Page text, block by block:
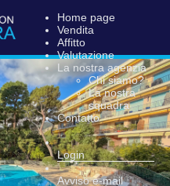
Home page
Vendita
Affitto
Valutazione
La nostra agenzia
Chi siamo?
La nostra
squadra
Contatto
Login
Avviso e-mail